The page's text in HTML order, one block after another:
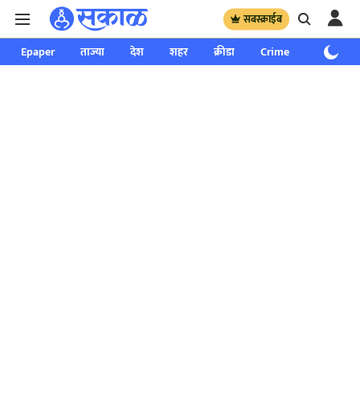
सबस्क्राईब
Epaper ताज्या देश शहर क्रीडा Crime साप्ताहिक